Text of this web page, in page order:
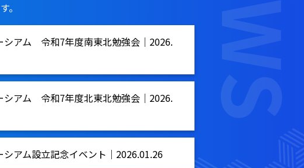
。
シアム 令和7年度南東北勉強会｜2026.
シアム 令和7年度北東北勉強会｜2026.
アム設立記念イベント｜2026.01.26